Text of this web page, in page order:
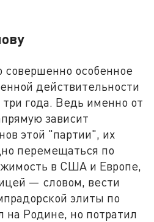
особенное
действительности
года. Ведь именно от
зависит
этой "партии", их
перемещаться по
в США и Европе,
— словом, вести
элиты по
на Родине, но потратил